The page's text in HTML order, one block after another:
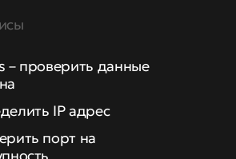
– проверить данные
IP адрес
порт на